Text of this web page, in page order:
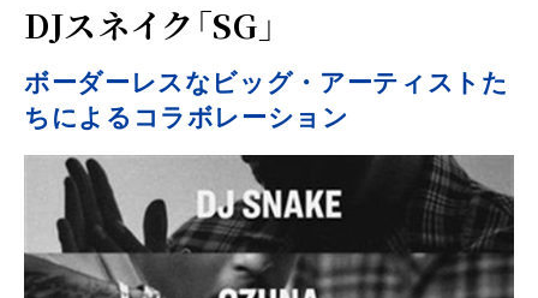
DJスネイク「SG」
ボーダーレスなビッグ・アーティストた
ちによるコラボレーション